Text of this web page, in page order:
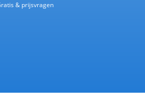
& prijsvragen